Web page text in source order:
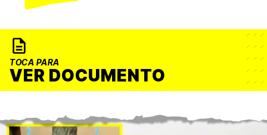
TOCA PARA
VER DOCUMENTO